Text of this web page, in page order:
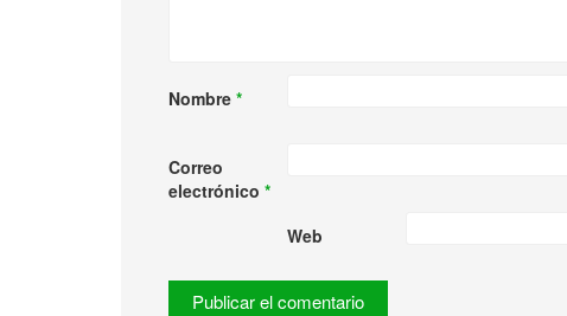
Nombre *
Correo
electrónico *
Web